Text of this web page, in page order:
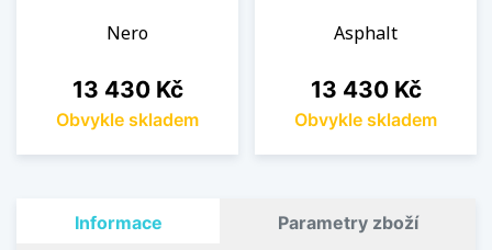
Nero
Cena
13 430 Kč
Obvykle skladem
Asphalt
Cena
13 430 Kč
Obvykle skladem
Informace Parametry zboží